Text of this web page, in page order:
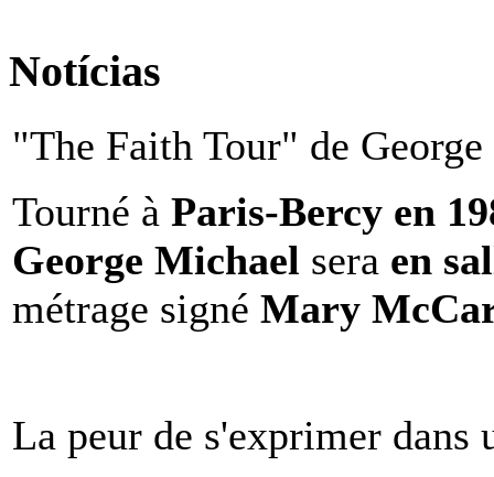
Notícias
"The Faith Tour" de
Tourné à Paris-Bercy en
George Michael sera en
métrage signé Mary
La peur de s'exprimer dans